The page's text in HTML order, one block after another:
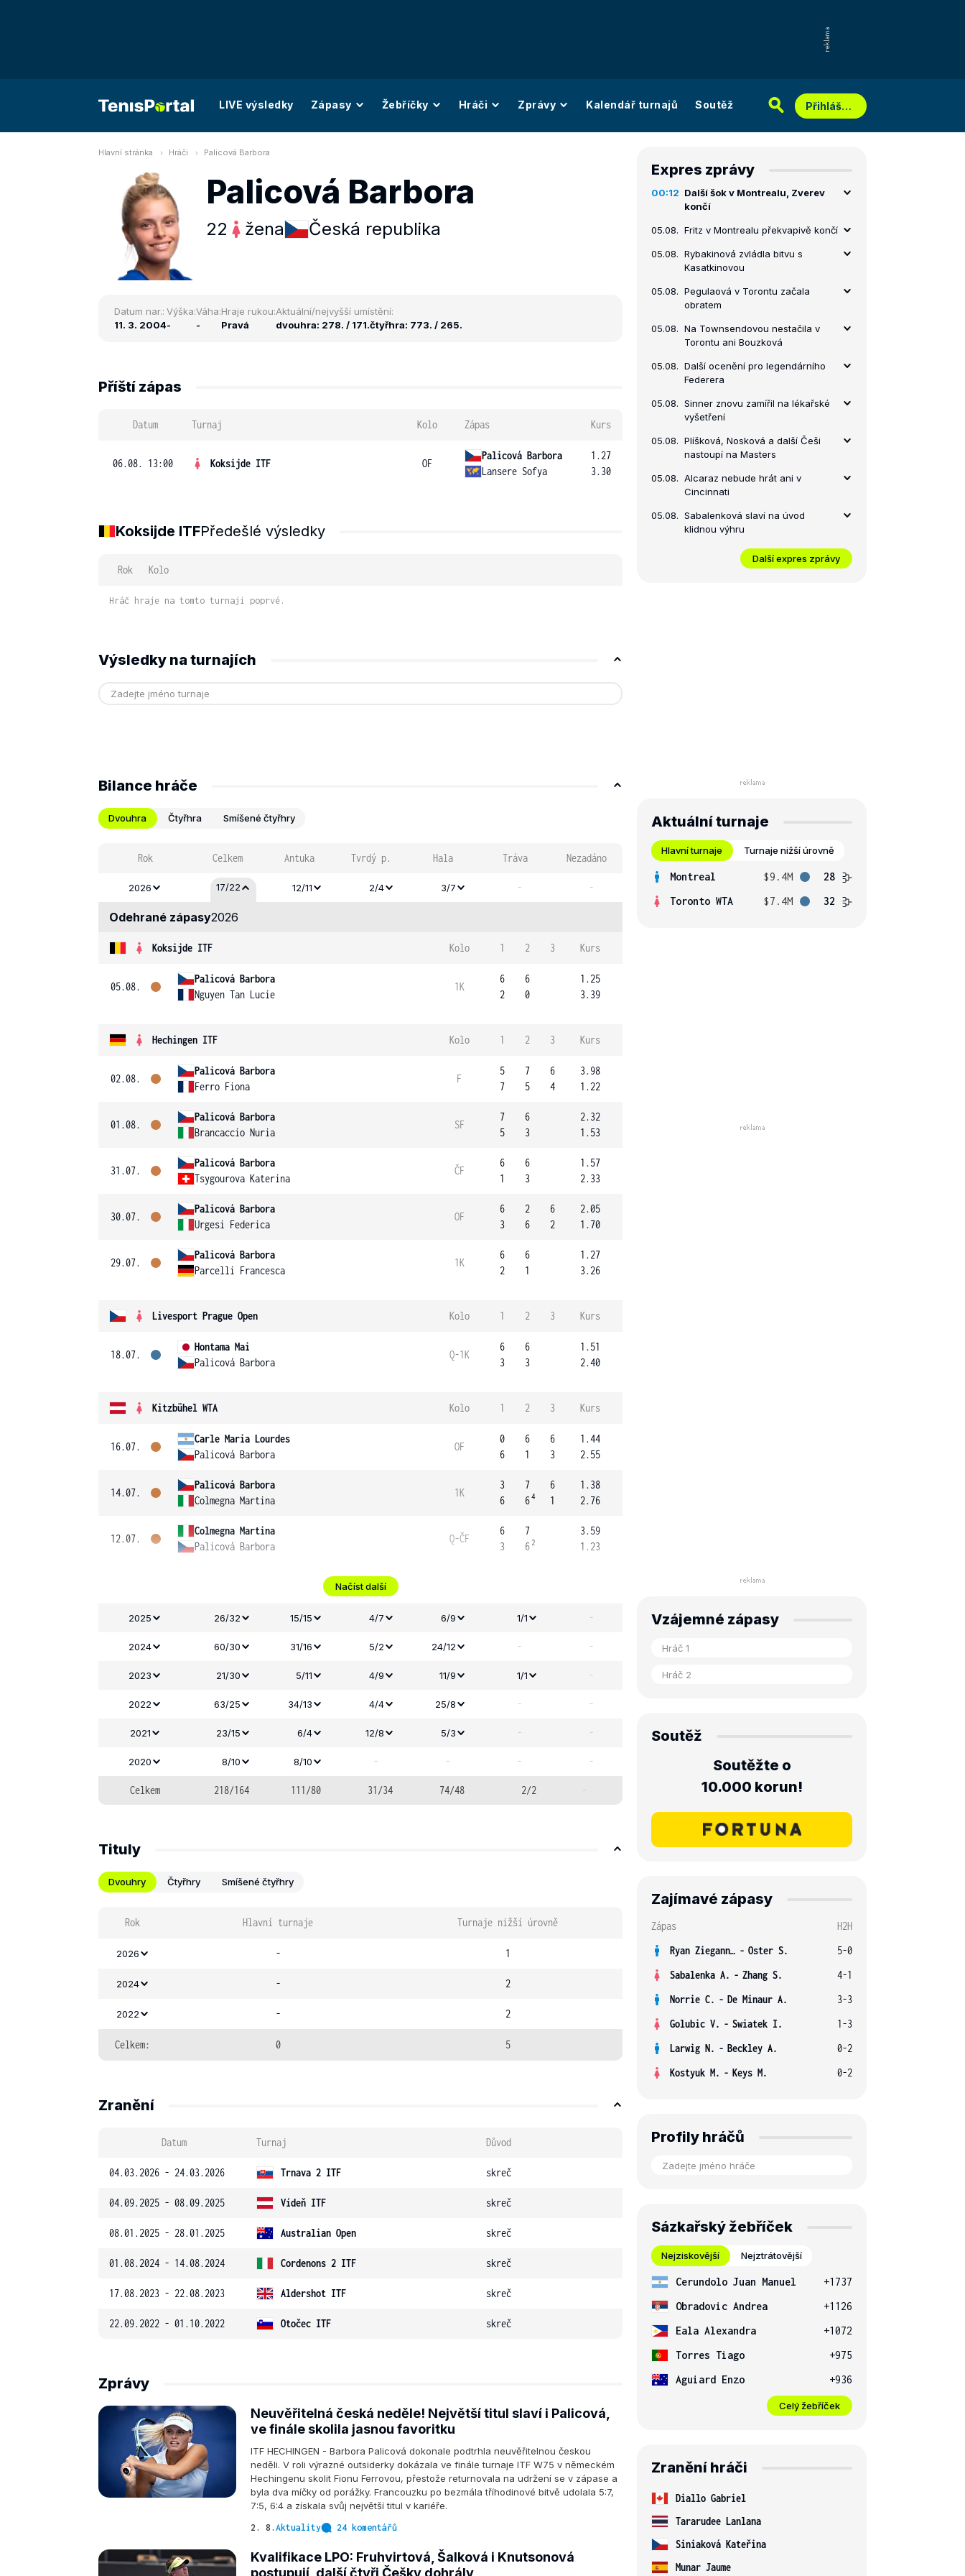
LIVE výsledky Zápasy Žebříčky Hráči Zprávy Kalendář turnajů Soutěž Přihlášení
Hlavní stránka Hráči Palicová Barbora
Palicová Barbora
22 žena Česká republika
Datum nar.:
11. 3. 2004
Výška:
-
Váha:
-
Hraje rukou:
Pravá
Aktuální/nejvyšší umístění:
dvouhra: 278. / 171.čtyřhra: 773. / 265.
Příští zápas
Datum Turnaj Kolo Zápas Kurs
06.08. 13:00 Koksijde ITF OF
Palicová Barbora
Lansere Sofya
1.27
3.30
Koksijde ITFPředešlé výsledky
Rok Kolo
Hráč hraje na tomto turnaji poprvé.
Výsledky na turnajích
Bilance hráče
Dvouhra Čtyřhra Smíšené čtyřhry
Rok Celkem Antuka Tvrdý p. Hala Tráva Nezadáno
2026 17/22 12/11 2/4 3/7 - -
Odehrané zápasy2026
Koksijde ITF Kolo 1 2 3 Kurs
05.08.
Palicová Barbora
Nguyen Tan Lucie
1K
6
2
6
0
1.25
3.39
Hechingen ITF Kolo 1 2 3 Kurs
02.08.
Palicová Barbora
Ferro Fiona
F
5
7
7
5
6
4
3.98
1.22
01.08.
Palicová Barbora
Brancaccio Nuria
SF
7
5
6
3
2.32
1.53
31.07.
Palicová Barbora
Tsygourova Katerina
ČF
6
1
6
3
1.57
2.33
30.07.
Palicová Barbora
Urgesi Federica
OF
6
3
2
6
6
2
2.05
1.70
29.07.
Palicová Barbora
Parcelli Francesca
1K
6
2
6
1
1.27
3.26
Livesport Prague Open Kolo 1 2 3 Kurs
18.07.
Hontama Mai
Palicová Barbora
Q-1K
6
3
6
3
1.51
2.40
Kitzbühel WTA Kolo 1 2 3 Kurs
16.07.
Carle Maria Lourdes
Palicová Barbora
OF
0
6
6
1
6
3
1.44
2.55
14.07.
Palicová Barbora
Colmegna Martina
1K
3
6
7
64
6
1
1.38
2.76
12.07.
Colmegna Martina
Palicová Barbora
Q-ČF
6
3
7
62
3.59
1.23
Načíst další
2025 26/32 15/15 4/7 6/9 1/1 -
2024 60/30 31/16 5/2 24/12 - -
2023 21/30 5/11 4/9 11/9 1/1 -
2022 63/25 34/13 4/4 25/8 - -
2021 23/15 6/4 12/8 5/3 - -
2020 8/10 8/10 - - - -
Celkem 218/164 111/80 31/34 74/48 2/2 -
Tituly
Dvouhry Čtyřhry Smíšené čtyřhry
Rok Hlavní turnaje Turnaje nižší úrovně
2026 - 1
2024 - 2
2022 - 2
Celkem: 0 5
Zranění
Datum Turnaj Důvod
04.03.2026 - 24.03.2026 Trnava 2 ITF skreč
04.09.2025 - 08.09.2025 Vídeň ITF skreč
08.01.2025 - 28.01.2025 Australian Open skreč
01.08.2024 - 14.08.2024 Cordenons 2 ITF skreč
17.08.2023 - 22.08.2023 Aldershot ITF skreč
22.09.2022 - 01.10.2022 Otočec ITF skreč
Zprávy
Neuvěřitelná česká neděle! Největší titul slaví i Palicová,
ve finále skolila jasnou favoritku
ITF HECHINGEN - Barbora Palicová dokonale podtrhla neuvěřitelnou českou
neděli. V roli výrazné outsiderky dokázala ve finále turnaje ITF W75 v německém
Hechingenu skolit Fionu Ferrovou, přestože returnovala na udržení se v zápase a
byla dva míčky od porážky. Francouzku po bezmála tříhodinové bitvě udolala 5:7,
7:5, 6:4 a získala svůj největší titul v kariéře.
2. 8. Aktuality 24 komentářů
Kvalifikace LPO: Fruhvirtová, Šalková i Knutsonová
postupují, další čtyři Češky dohrály
Expres zprávy
00:12 Další šok v Montrealu, Zverev
končí
05.08. Fritz v Montrealu překvapivě končí
05.08. Rybakinová zvládla bitvu s
Kasatkinovou
05.08. Pegulaová v Torontu začala
obratem
05.08. Na Townsendovou nestačila v
Torontu ani Bouzková
05.08. Další ocenění pro legendárního
Federera
05.08. Sinner znovu zamířil na lékařské
vyšetření
05.08. Plíšková, Nosková a další Češi
nastoupí na Masters
05.08. Alcaraz nebude hrát ani v
Cincinnati
05.08. Sabalenková slaví na úvod
klidnou výhru
Další expres zprávy
Aktuální turnaje
Hlavní turnaje Turnaje nižší úrovně
Montreal $9.4M
28
Toronto WTA
$7.4M 32
Vzájemné zápasy
Soutěž
Soutěžte o
10.000 korun!
Zajímavé zápasy
Zápas
H2H
Ryan Ziegann S. - Oster S.
5-0
Sabalenka A. - Zhang S.
4-1
Norrie C. - De Minaur A.
3-3
Golubic V. - Swiatek I.
1-3
Larwig N. - Beckley A.
0-2
Kostyuk M. - Keys M. 0-2
Profily hráčů
Sázkařský žebříček
Nejziskovější Nejztrátovější
Cerundolo Juan Manuel
+1737
Obradovic Andrea
+1126
Eala Alexandra
+1072
Torres Tiago
+975
Aguiard Enzo
+936
Celý žebříček
Zranění hráči
Diallo Gabriel
Tararudee Lanlana
Siniaková Kateřina
Munar Jaume